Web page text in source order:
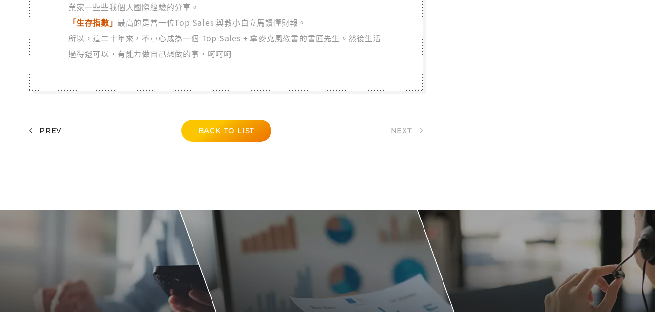
業家一些些我個人國際經驗的分享。
「生存指數」 最高的是當一位Top Sales 與教小白立馬讀懂財報。
所以，這二十年來，不小心成為一個 Top Sales + 拿麥克風教書的書匠先生。然後生活
過得還可以，有能力做自己想做的事，呵呵呵
PREV BACK TO LIST NEXT